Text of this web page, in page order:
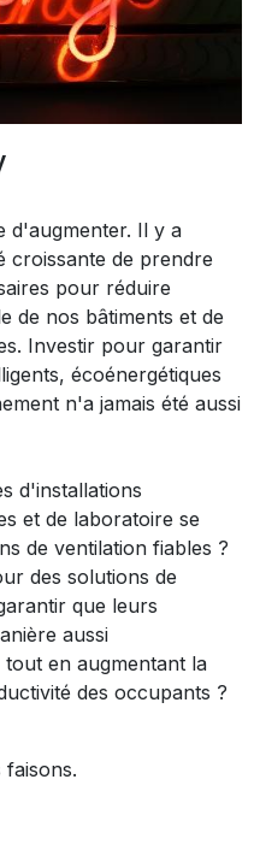
d'augmenter. Il y a
croissante de prendre
pour réduire
de nos bâtiments et de
Investir pour garantir
écoénergétiques
n'a jamais été aussi
d'installations
et de laboratoire se
de ventilation fiables ?
des solutions de
que leurs
aussi
en augmentant la
des occupants ?